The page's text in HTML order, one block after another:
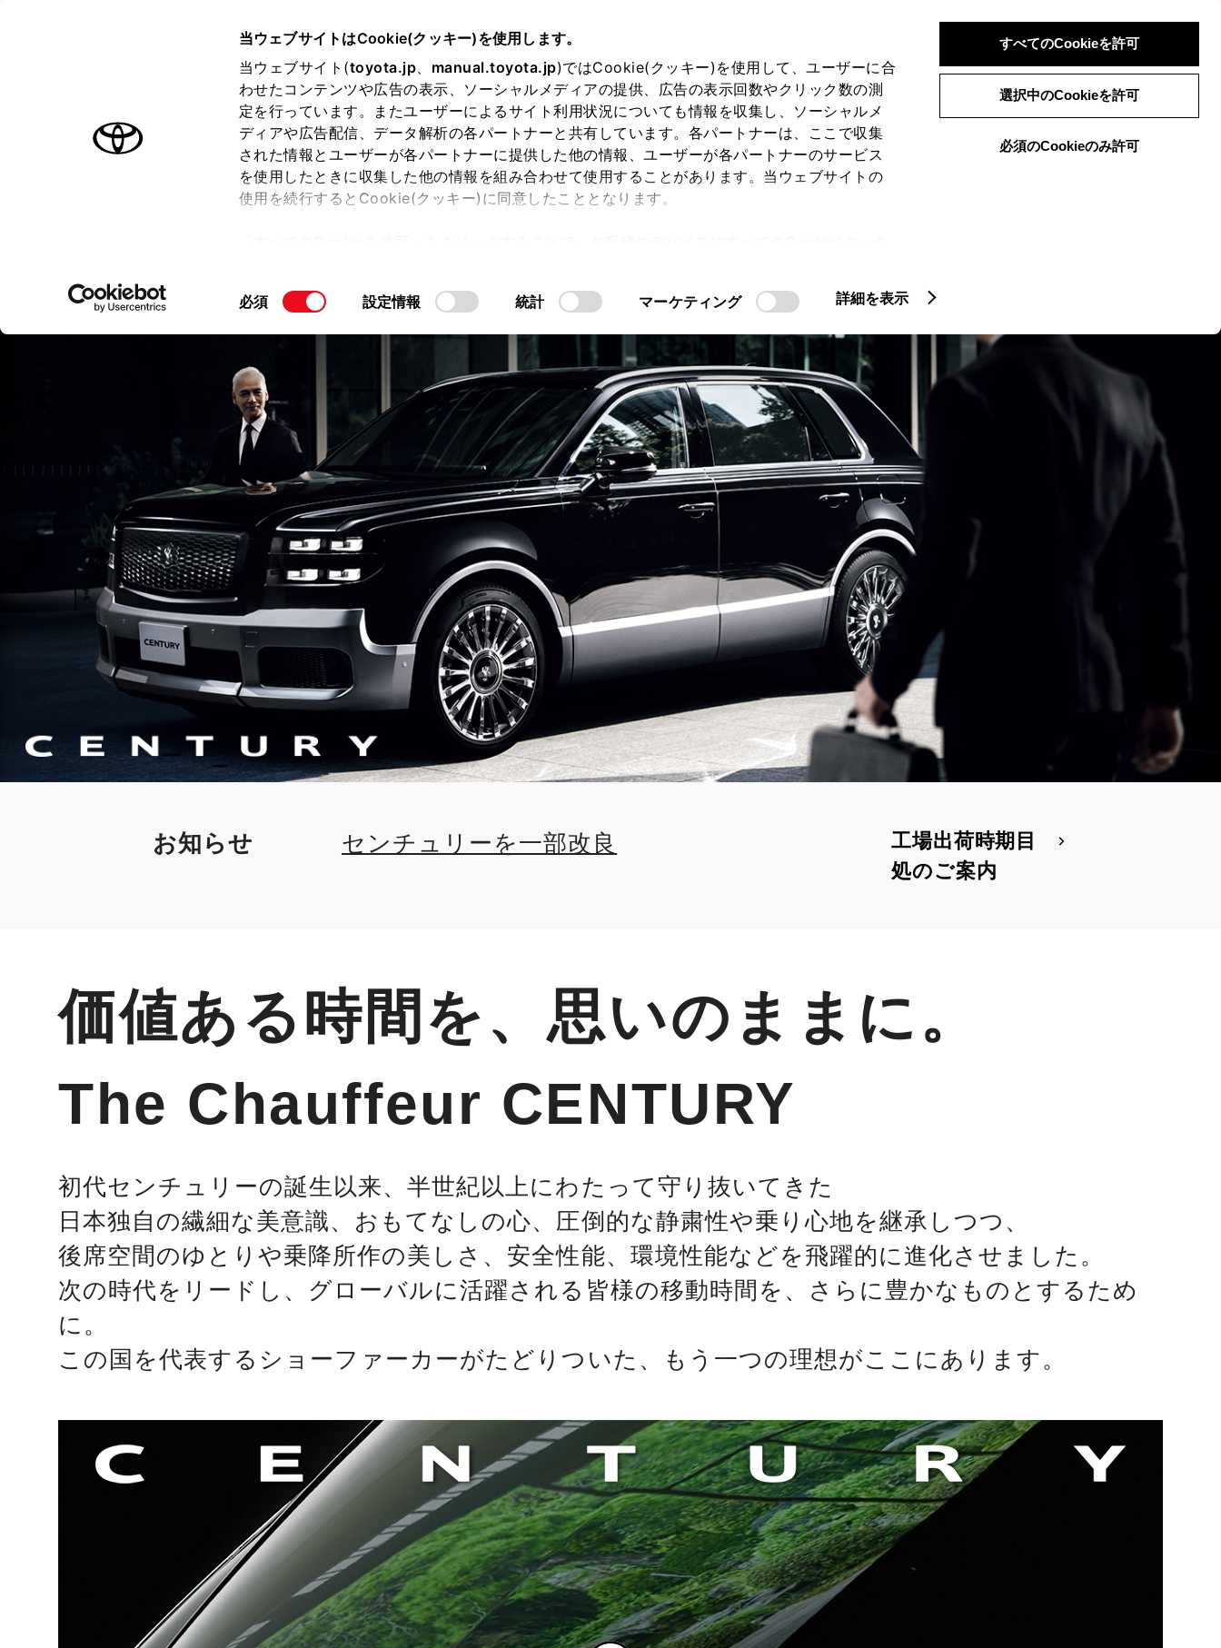
当ウェブサイトはCookie(クッキー)を使用します。
当ウェブサイト(toyota.jp、 manual.toyota.jp)ではCookie(クッキー)を使用して、ユーザーに合
わせたコンテンツや広告の表示、ソーシャルメディアの提供、広告の表示回数やクリック数の測
定を行っています。またユーザーによるサイト利用状況についても情報を収集し、ソーシャルメ
ディアや広告配信、データ解析の各パートナーと共有しています。各パートナーは、ここで収集
された情報とユーザーが各パートナーに提供した他の情報、ユーザーが各パートナーのサービス
を使用したときに収集した他の情報を組み合わせて使用することがあります。当ウェブサイトの
使用を続行するとCookie(クッキー)に同意したこととなります。
て」をご覧ください。
同
選
択
必須 設定情報 統計 マーケティング 詳細を表示
すべてのCookieを許可
選択中のCookieを許可
必須のCookieのみ許可
ログイン 検索 メニュー
オーナーサポート トピックス
センチュリー
お知らせ センチュリーを一部改良
工場出荷時期目
処のご案内
価値ある時間を、思いのままに。
The Chauffeur CENTURY
初代センチュリーの誕生以来、半世紀以上にわたって守り抜いてきた
日本独自の繊細な美意識、おもてなしの心、圧倒的な静粛性や乗り心地を継承しつつ、
後席空間のゆとりや乗降所作の美しさ、安全性能、環境性能などを飛躍的に進化させました。
次の時代をリードし、グローバルに活躍される皆様の移動時間を、さらに豊かなものとするため
に。
この国を代表するショーファーカーがたどりついた、もう一つの理想がここにあります。